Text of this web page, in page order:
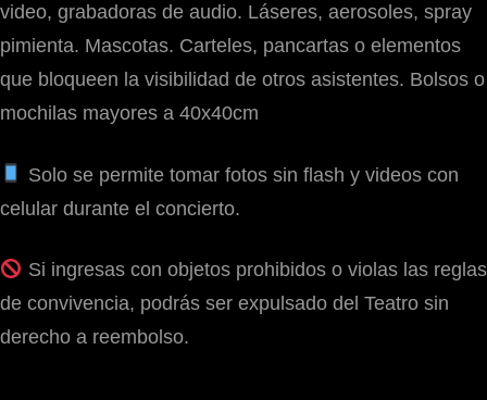
video, grabadoras de audio. Láseres, aerosoles, spray
pimienta. Mascotas. Carteles, pancartas o elementos
que bloqueen la visibilidad de otros asistentes. Bolsos o
mochilas mayores a 40x40cm
Solo se permite tomar fotos sin flash y videos con
celular durante el concierto.
Si ingresas con objetos prohibidos o violas las reglas
de convivencia, podrás ser expulsado del Teatro sin
derecho a reembolso.